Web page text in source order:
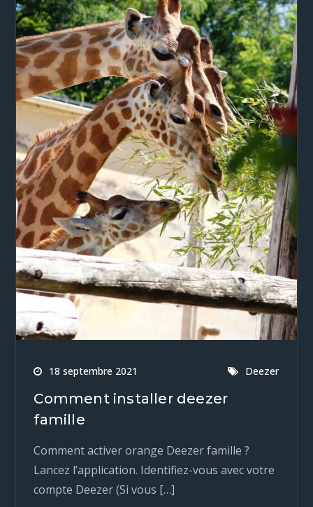
18 septembre 2021 Deezer
Comment installer deezer
famille
Comment activer orange Deezer famille ?
Lancez l’application. Identifiez-vous avec votre
compte Deezer (Si vous […]